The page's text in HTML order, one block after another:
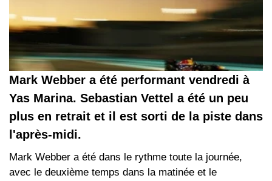
Mark Webber a été performant vendredi à
Yas Marina. Sebastian Vettel a été un peu
plus en retrait et il est sorti de la piste dans
l'après-midi.
Mark Webber a été dans le rythme toute la journée,
avec le deuxième temps dans la matinée et le